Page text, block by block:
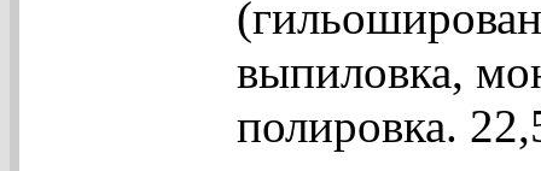
выпиловка,
полировка.